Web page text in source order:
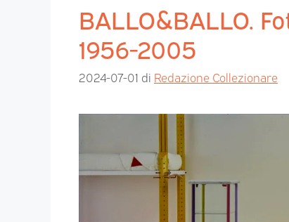
BALLO&BALLO.
1956-2005
2024-07-01 di Redazione Collezionare